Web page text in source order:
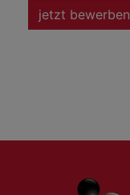
jetzt bewerben